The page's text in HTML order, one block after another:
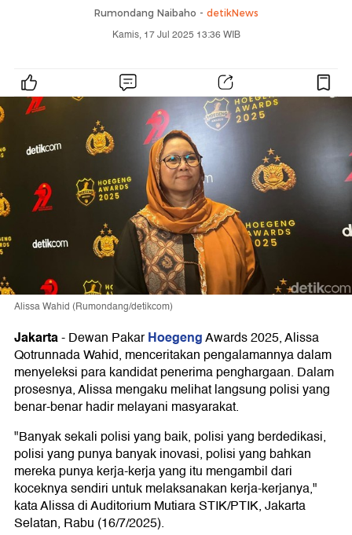
Rumondang Naibaho - detikNews
Kamis, 17 Jul 2025 13:36 WIB
Alissa Wahid (Rumondang/detikcom)
Jakarta-Dewan PakarHoegengAwards 2025, Alissa
Qotrunnada Wahid, menceritakan pengalamannya dalam
menyeleksi para kandidat penerima penghargaan. Dalam
prosesnya, Alissa mengaku melihat langsung polisi yang
benar-benar hadir melayani masyarakat.
"Banyak sekali polisi yang baik, polisi yang berdedikasi,
polisi yang punya banyak inovasi, polisi yang bahkan
mereka punya kerja-kerja yang itu mengambil dari
koceknya sendiri untuk melaksanakan kerja-kerjanya,"
kata Alissa di Auditorium Mutiara STIK/PTIK, Jakarta
Selatan, Rabu (16/7/2025).